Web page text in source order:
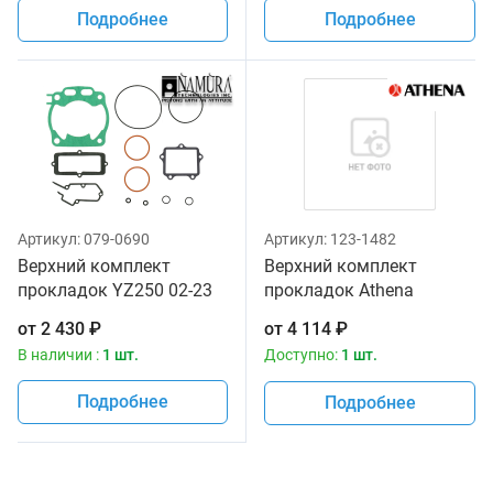
Подробнее Подробнее
Артикул:079-0690
Верхний комплект
прокладок YZ250 02-23
от 2 430 ₽
В наличии : 1 шт.
Подробнее
Артикул: 123-1482
Верхний комплект
прокладок Athena
P400485600267
от 4 114 ₽
Доступно: 1 шт.
Подробнее